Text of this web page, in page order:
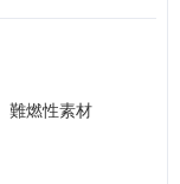
難燃性素材